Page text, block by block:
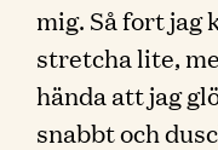
mig. Så fort jag
stretcha lite,
hända att jag
snabbt och